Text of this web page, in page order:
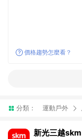
價格趨勢怎麼看？
分類： 運動戶外
新光三越